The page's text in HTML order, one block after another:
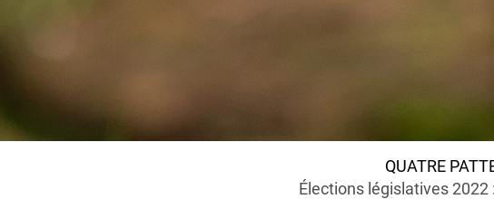
QUATRE
Élections législatives